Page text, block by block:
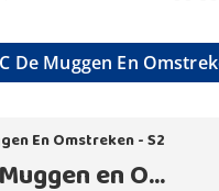
De Muggen En